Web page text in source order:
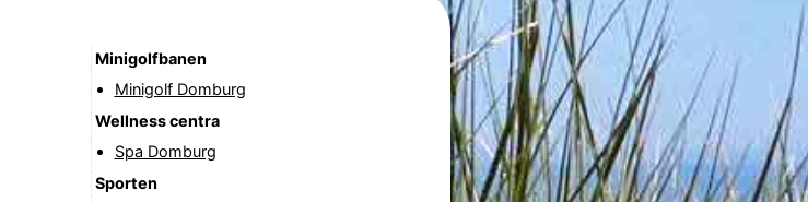
Minigolfbanen
Minigolf Domburg
Wellness centra
Spa Domburg
Sporten